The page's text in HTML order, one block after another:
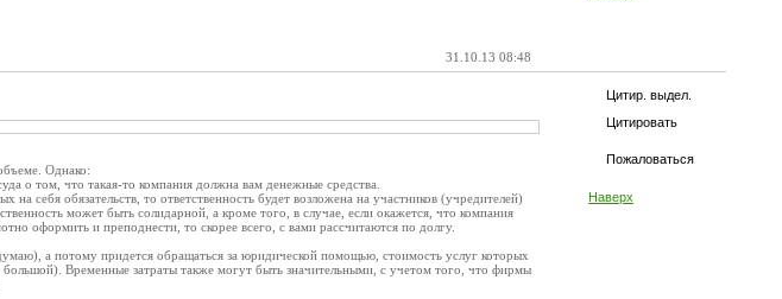
31.10.13 08:48
Цитир. выдел.
Цитировать
Пожаловаться
Наверх
Однако:
о том, что такая-то компания должна вам денежные средства.
себя обязательств, то ответственность будет возложена на участников (учредителей)
может быть солидарной, а кроме того, в случае, если окажется, что компания
оформить и преподнести, то скорее всего, с вами рассчитаются по долгу.
а потому придется обращаться за юридической помощью, стоимость услуг которых
Временные затраты также могут быть значительными, с учетом того, что фирмы